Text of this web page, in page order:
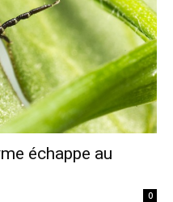
échappe au
0